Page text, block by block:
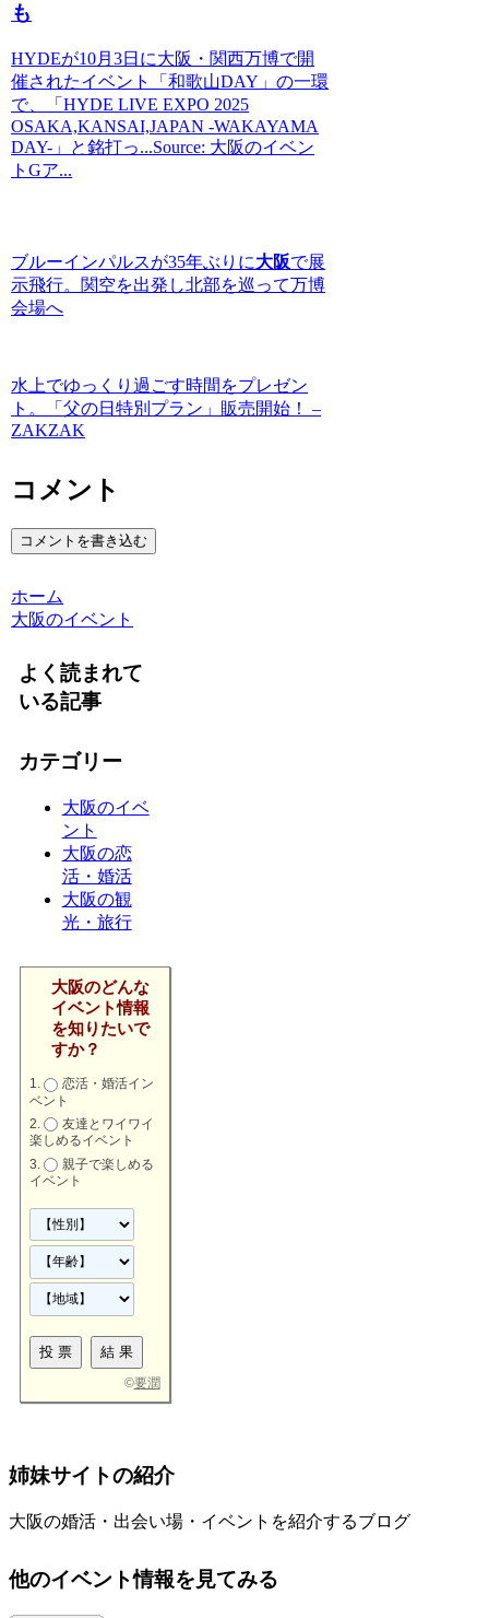
も
HYDEが10月3日に大阪・関西万博で開
催されたイベント「和歌山DAY」の一環
で、「HYDE LIVE EXPO 2025
OSAKA,KANSAI,JAPAN -WAKAYAMA
DAY-」と銘打っ...Source: 大阪のイベン
トGア...
ブルーインパルスが35年ぶりに大阪で展
示飛行。関空を出発し北部を巡って万博
会場へ
水上でゆっくり過ごす時間をプレゼン
ト。「父の日特別プラン」販売開始！ –
ZAKZAK
コメント
コメントを書き込む
ホーム
大阪のイベント
よく読まれて
いる記事
カテゴリー
大阪のイベ
ント
大阪の恋
活・婚活
大阪の観
光・旅行
大阪のどんな
イベント情報
を知りたいで
すか？
恋活・婚活イン
ベント
友達とワイワイ
楽しめるイベント
親子で楽しめる
イベント
©要潤
姉妹サイトの紹介
大阪の婚活・出会い場・イベントを紹介するブログ
他のイベント情報を見てみる